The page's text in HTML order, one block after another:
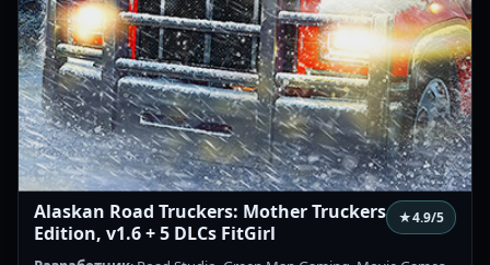
Alaskan Road Truckers: Mother Truckers
Edition, v1.6 + 5 DLCs FitGirl
★4.9/5